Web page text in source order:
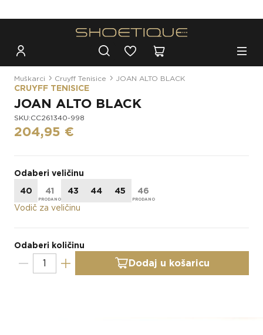
Muškarci Cruyff Tenisice JOAN ALTO BLACK
CRUYFF TENISICE
JOAN ALTO BLACK
SKU:CC261340-998
204,95 €
Odaberi veličinu
40
41 43 44 45
46
Vodič za veličinu
Odaberi količinu
Dodaj u košaricu